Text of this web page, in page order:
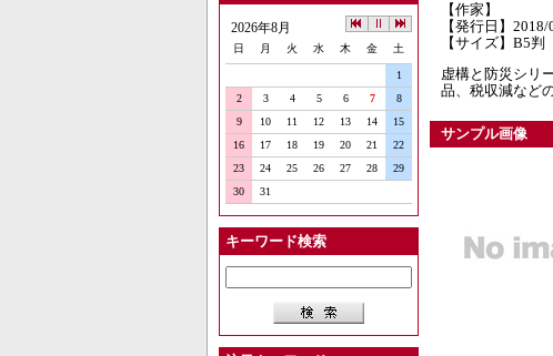
2026年8月
日 月 火 水 木 金 土
1
2
3 4 5 6 7
8
9
10 11 12 13 14
15
16
17 18 19 20 21
22
23
24 25 26 27 28
29
30
31
キーワード検索
【作家】
【発行日】2018/
【サイズ】B5判
虚構と防災シリ
品、税収減など
サンプル画像